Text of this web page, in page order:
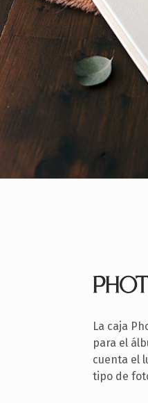
La caja
para el
cuenta el
tipo de